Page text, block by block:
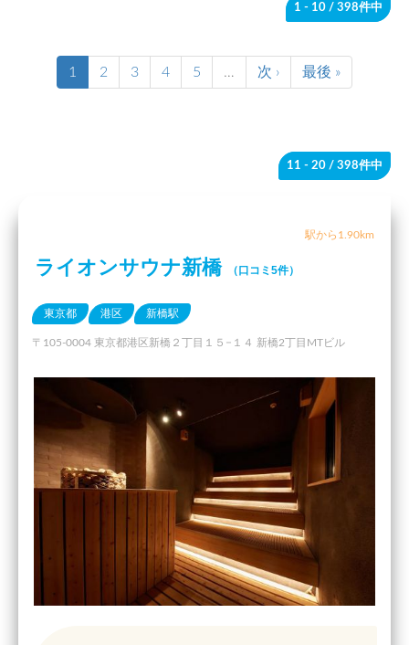
1 - 10 / 398件中
1 2 3 4 5 … 次 › 最後 »
11 - 20 / 398件中
駅から1.90km
ライオンサウナ新橋 （口コミ5件）
東京都 港区 新橋駅
〒105-0004 東京都港区新橋２丁目１５−１４ 新橋2丁目MTビル